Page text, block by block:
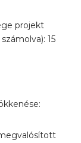
projekt
15